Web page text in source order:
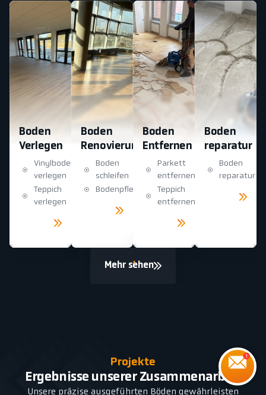
Boden
Verlegen
Vinylboden
verlegen
Teppich
verlegen
Boden
Renovierung
Boden
schleifen
Bodenpflege
Boden
Entfernen
Parkett
entfernen
Teppich
entfernen
Boden
reparatur
Boden
reparatur
Mehr sehen
Projekte
Ergebnisse unserer Zusammenarbeit
Unsere präzise ausgeführten Böden gewährleisten